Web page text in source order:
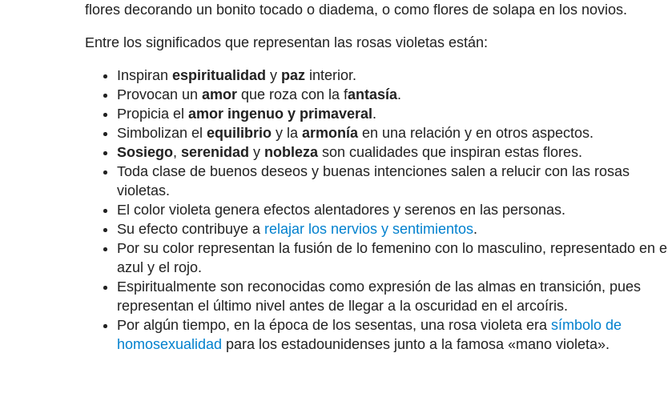
flores decorando un bonito tocado o diadema, o como flores de solapa en los novios.
Entre los significados que representan las rosas violetas están:
Inspiran espiritualidad y paz interior.
Provocan un amor que roza con la fantasía.
Propicia el amor ingenuo y primaveral .
Simbolizan el equilibrio y la armonía en una relación y en otros aspectos.
Sosiego, serenidad y nobleza son cualidades que inspiran estas flores.
Toda clase de buenos deseos y buenas intenciones salen a relucir con las rosas
violetas.
El color violeta genera efectos alentadores y serenos en las personas.
Su efecto contribuye a relajar los nervios y sentimientos.
Por su color representan la fusión de lo femenino con lo masculino, representado en el
azul y el rojo.
Espiritualmente son reconocidas como expresión de las almas en transición, pues
representan el último nivel antes de llegar a la oscuridad en el arcoíris.
Por algún tiempo, en la época de los sesentas, una rosa violeta era símbolo de
homosexualidad para los estadounidenses junto a la famosa «mano violeta».